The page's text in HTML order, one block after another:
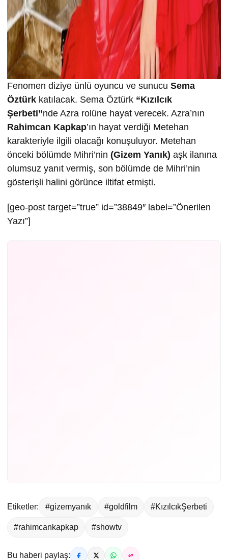
Fenomen diziye ünlü oyuncu ve sunucu Sema
Öztürk katılacak. Sema Öztürk “Kızılcık
Şerbeti”nde Azra rolüne hayat verecek. Azra’nın
Rahimcan Kapkap’ın hayat verdiği Metehan
karakteriyle ilgili olacağı konuşuluyor. Metehan
önceki bölümde Mihri’nin (Gizem Yanık) aşk ilanına
olumsuz yanıt vermiş, son bölümde de Mihri’nin
gösterişli halini görünce iltifat etmişti.
[geo-post target=”true” id=”38849″ label=”Önerilen
Yazı”]
Etiketler: #gizemyanık #goldfilm #KızılcıkŞerbeti
#rahimcankapkap #showtv
Bu haberi paylaş: